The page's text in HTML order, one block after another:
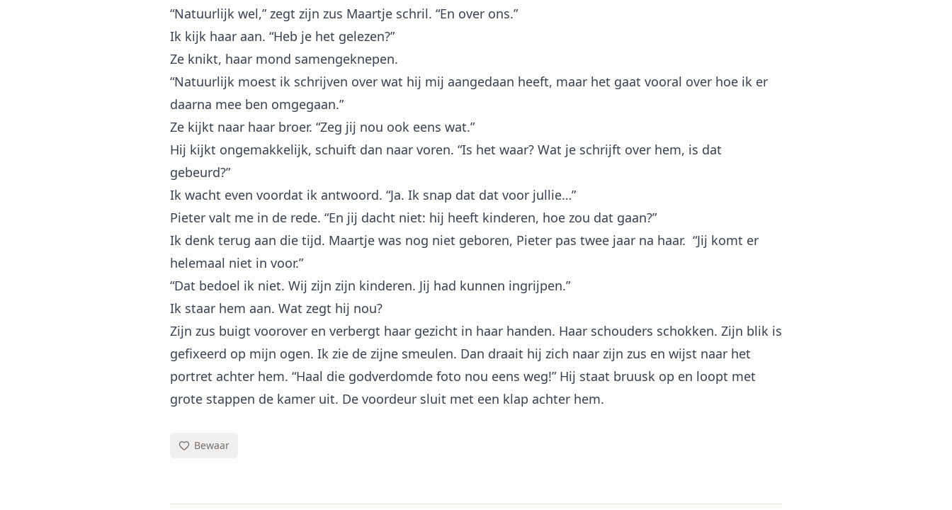
“Natuurlijk wel,” zegt zijn zus Maartje schril. “En over ons.”
Ik kijk haar aan. “Heb je het gelezen?”
Ze knikt, haar mond samengeknepen.
“Natuurlijk moest ik schrijven over wat hij mij aangedaan heeft, maar het gaat vooral over hoe ik er
daarna mee ben omgegaan.”
Ze kijkt naar haar broer. “Zeg jij nou ook eens wat.”
Hij kijkt ongemakkelijk, schuift dan naar voren. “Is het waar? Wat je schrijft over hem, is dat
gebeurd?”
Ik wacht even voordat ik antwoord. “Ja. Ik snap dat dat voor jullie…”
Pieter valt me in de rede. “En jij dacht niet: hij heeft kinderen, hoe zou dat gaan?”
Ik denk terug aan die tijd. Maartje was nog niet geboren, Pieter pas twee jaar na haar. “Jij komt er
helemaal niet in voor.”
“Dat bedoel ik niet. Wij zijn zijn kinderen. Jij had kunnen ingrijpen.”
Ik staar hem aan. Wat zegt hij nou?
Zijn zus buigt voorover en verbergt haar gezicht in haar handen. Haar schouders schokken. Zijn blik is
gefixeerd op mijn ogen. Ik zie de zijne smeulen. Dan draait hij zich naar zijn zus en wijst naar het
portret achter hem. “Haal die godverdomde foto nou eens weg!” Hij staat bruusk op en loopt met
grote stappen de kamer uit. De voordeur sluit met een klap achter hem.
Bewaar